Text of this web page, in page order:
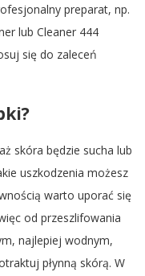
preparat, np.
lub Cleaner 444
się do zaleceń
skóra będzie sucha lub
uszkodzenia możesz
warto uporać się
od przeszlifowania
najlepiej wodnym,
płynną skórą. W